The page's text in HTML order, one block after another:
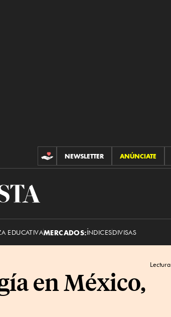
CONTRIBUCIONES
NEWSLETTER ANÚNCIATE
EDUCATIVAMERCADOS:ÍNDICESDIVISAS
Lectura
en México,